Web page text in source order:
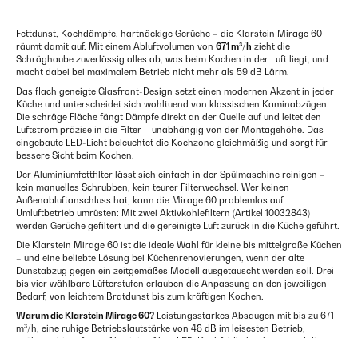
Fettdunst, Kochdämpfe, hartnäckige Gerüche – die Klarstein Mirage 60
räumt damit auf. Mit einem Abluftvolumen von 671 m³/h zieht die
Schräghaube zuverlässig alles ab, was beim Kochen in der Luft liegt, und
macht dabei bei maximalem Betrieb nicht mehr als 59 dB Lärm.
Das flach geneigte Glasfront-Design setzt einen modernen Akzent in jeder
Küche und unterscheidet sich wohltuend von klassischen Kaminabzügen.
Die schräge Fläche fängt Dämpfe direkt an der Quelle auf und leitet den
Luftstrom präzise in die Filter – unabhängig von der Montagehöhe. Das
eingebaute LED-Licht beleuchtet die Kochzone gleichmäßig und sorgt für
bessere Sicht beim Kochen.
Der Aluminiumfettfilter lässt sich einfach in der Spülmaschine reinigen –
kein manuelles Schrubben, kein teurer Filterwechsel. Wer keinen
Außenabluftanschluss hat, kann die Mirage 60 problemlos auf
Umluftbetrieb umrüsten: Mit zwei Aktivkohlefiltern (Artikel 10032843)
werden Gerüche gefiltert und die gereinigte Luft zurück in die Küche geführt.
Die Klarstein Mirage 60 ist die ideale Wahl für kleine bis mittelgroße Küchen
– und eine beliebte Lösung bei Küchenrenovierungen, wenn der alte
Dunstabzug gegen ein zeitgemäßes Modell ausgetauscht werden soll. Drei
bis vier wählbare Lüfterstufen erlauben die Anpassung an den jeweiligen
Bedarf, von leichtem Bratdunst bis zum kräftigen Kochen.
Warum die Klarstein Mirage 60? Leistungsstarkes Absaugen mit bis zu 671
m³/h, eine ruhige Betriebslautstärke von 48 dB im leisesten Betrieb,